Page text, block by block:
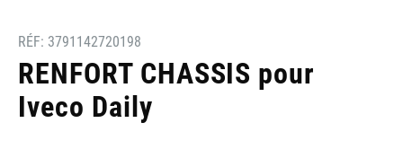
RÉF: 3791142720198
RENFORT CHASSIS pour
Iveco Daily